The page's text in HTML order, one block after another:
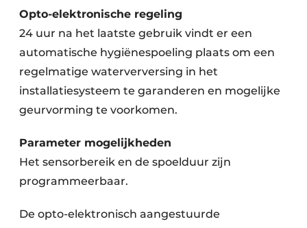
Opto-elektronische regeling
24 uur na het laatste gebruik vindt er een
automatische hygiënespoeling plaats om een ​​
regelmatige waterverversing in het
installatiesysteem te garanderen en mogelijke
geurvorming te voorkomen.
Parameter mogelijkheden
Het sensorbereik en de spoelduur zijn
programmeerbaar.
De opto-elektronisch aangestuurde